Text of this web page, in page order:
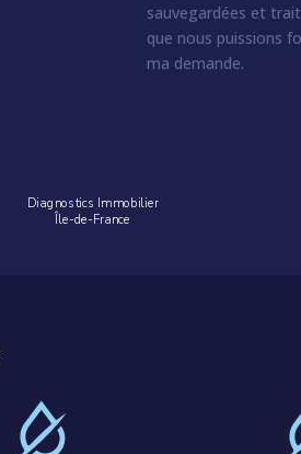
sauvegardées et
que nous puissions
ma demande.
Diagnostics Immobilier
Île-de-France